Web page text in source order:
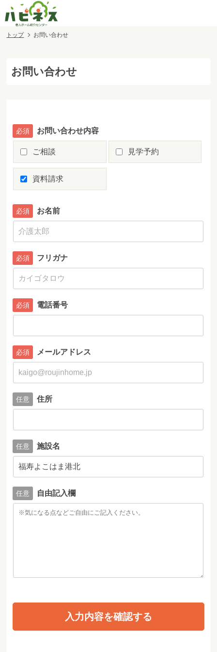
トップ お問い合わせ
お問い合わせ
お問い合わせ内容
ご相談 見学予約
資料請求
お名前
フリガナ
電話番号
メールアドレス
住所
施設名
自由記入欄